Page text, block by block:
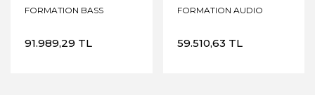
FORMATION BASS
91.989,29 TL
FORMATION AUDIO
59.510,63 TL